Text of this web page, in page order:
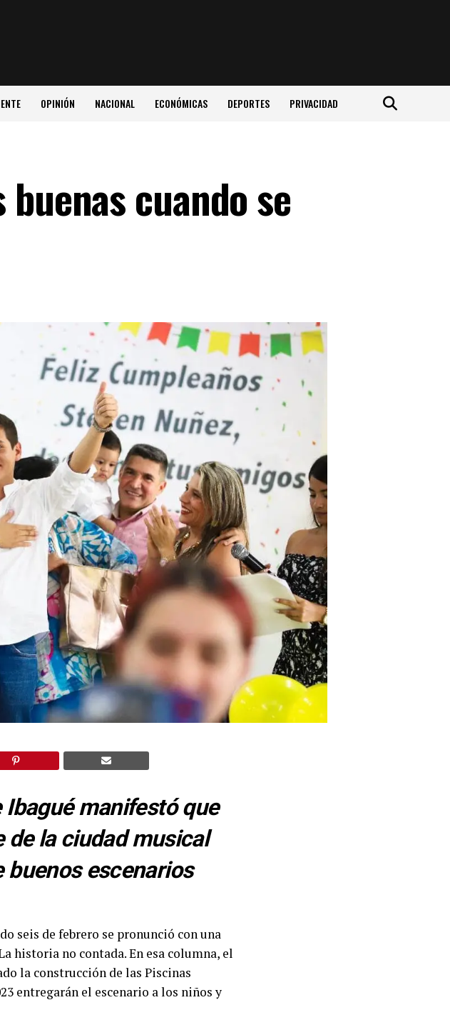
OPINIÓN NACIONAL ECONÓMICAS DEPORTES PRIVACIDAD
cuando se
manifestó que
de la ciudad musical
escenarios
seis de febrero se pronunció con una
historia no contada. En esa columna, el
la construcción de las Piscinas
entregarán el escenario a los niños y